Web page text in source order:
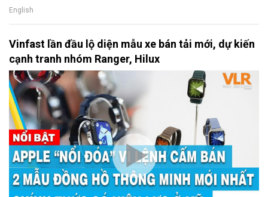
English
Vinfast lần đầu lộ diện mẫu xe bán tải mới, dự kiến
cạnh tranh nhóm Ranger, Hilux